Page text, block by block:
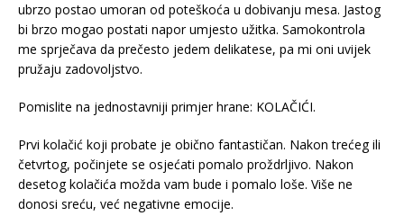
ubrzo postao umoran od poteškoća u dobivanju mesa. Jastog
bi brzo mogao postati napor umjesto užitka. Samokontrola
me sprječava da prečesto jedem delikatese, pa mi oni uvijek
pružaju zadovoljstvo.
Pomislite na jednostavniji primjer hrane: KOLAČIĆI.
Prvi kolačić koji probate je obično fantastičan. Nakon trećeg ili
četvrtog, počinjete se osjećati pomalo proždrljivo. Nakon
desetog kolačića možda vam bude i pomalo loše. Više ne
donosi sreću, već negativne emocije.